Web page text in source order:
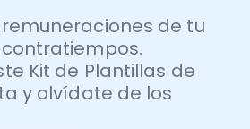
de tu
Kit de Plantillas de
y olvídate de los